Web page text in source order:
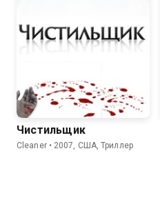
Чистильщик
Cleaner • 2007, США, Триллер